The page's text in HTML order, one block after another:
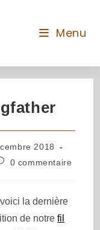
Menu
2018
0 commentaire
la dernière
de notrefil